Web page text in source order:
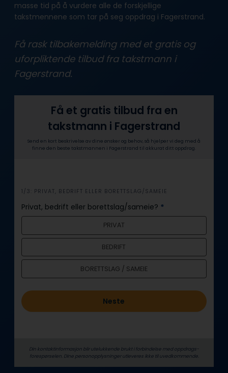
masse tid på å vurdere alle de forskjellige
takstmennene som tar på seg oppdrag i Fagerstrand.
Få rask tilbakemelding med et gratis og
uforpliktende tilbud fra takstmann i
Fagerstrand.
Få et gratis tilbud fra en
takstmann i Fagerstrand
Send en kort beskrivelse av dine ønsker og behov, så hjelper vi deg med å
finne den beste takstmannen i Fagerstrand til akkurat ditt oppdrag.
i
n
n
o
d
1/3: PRIVAT, BEDRIFT ELLER BORETTSLAG/SAMEIE
Privat, bedrift eller borettslag/sameie? *
PRIVAT
BEDRIFT
BORETTSLAG / SAMEIE
Neste
Din kontaktinformasjon blir utelukkende brukt i forbindelse med oppdrags­
forespørselen. Dine person­­opplysninger utleveres ikke til uvedkommende.